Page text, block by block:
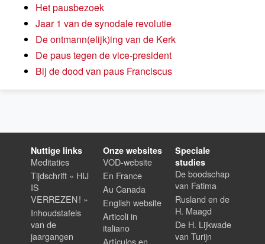
Het pausbezoek
Jaar 1 van de synodale revolutie
De ontmann(elijk)ing van de Kerk
De paus tegen de vice-president
Bij de dood van paus Franciscus
Nuttige links
Meditaties
Tijdschrift « HIJ
IS
VERREZEN ! »
Inhoudstafels
van de
jaargangen
Onze websites
VOD-website
En France
Au Canada
English website
Articoli in
italiano
Artículos en
Speciale
studies
De boodschap
van Fatima
Rusland en de
H. Maagd
De H. Lijkwade
van Turijn